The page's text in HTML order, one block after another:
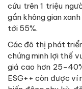
cứu trên 1 triệu
gần không gian
tới 55%.
Các đô thị phát
chứng minh lợi thế
giá cao hơn 25-
ESG++ còn được ví